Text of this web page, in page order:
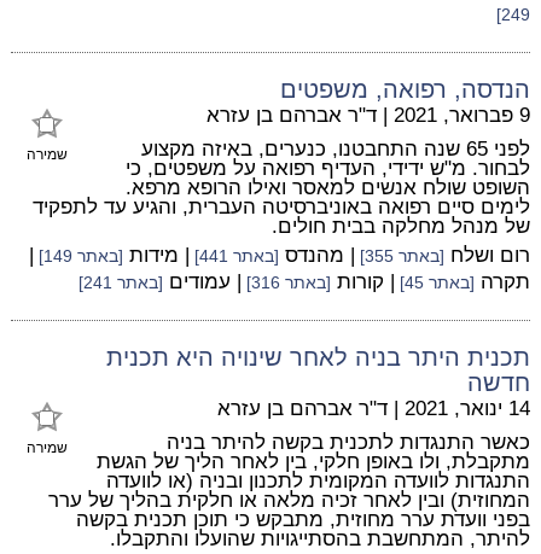
249]
הנדסה, רפואה, משפטים
שמירה
9 פברואר, 2021 | ד"ר אברהם בן עזרא
לפני 65 שנה התחבטנו, כנערים, באיזה מקצוע
לבחור. מ"ש ידידי, העדיף רפואה על משפטים, כי
השופט שולח אנשים למאסר ואילו הרופא מרפא.
לימים סיים רפואה באוניברסיטה העברית, והגיע עד לתפקיד
של מנהל מחלקה בבית חולים.
רום ושלח [באתר 355] | מהנדס [באתר 441] | מידות [באתר 149]
|
תקרה [באתר 45] | קורות [באתר 316] | עמודים [באתר 241]
תכנית היתר בניה לאחר שינויה היא תכנית
חדשה
שמירה
14 ינואר, 2021 | ד"ר אברהם בן עזרא
כאשר התנגדות לתכנית בקשה להיתר בניה
מתקבלת, ולו באופן חלקי, בין לאחר הליך של הגשת
התנגדות לוועדה המקומית לתכנון ובניה (או לוועדה
המחוזית) ובין לאחר זכיה מלאה או חלקית בהליך של ערר
בפני וועדת ערר מחוזית, מתבקש כי תוכן תכנית בקשה
להיתר, המתחשבת בהסתייגויות שהועלו והתקבלו.